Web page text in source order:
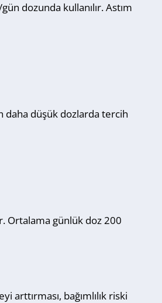
dozunda kullanılır. Astım
daha düşük dozlarda tercih
Ortalama günlük doz 200
bağımlılık riski